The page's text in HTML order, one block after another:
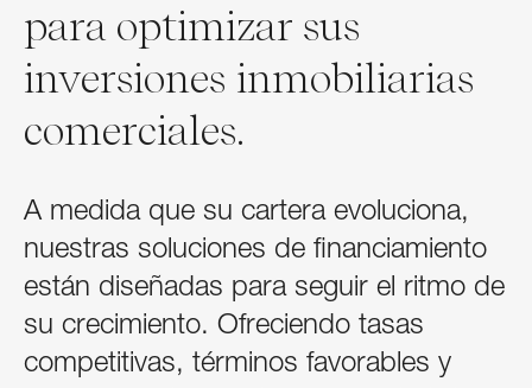
para optimizar sus
inversiones inmobiliarias
comerciales.
A medida que su cartera evoluciona,
nuestras soluciones de financiamiento
están diseñadas para seguir el ritmo de
su crecimiento. Ofreciendo tasas
competitivas, términos favorables y